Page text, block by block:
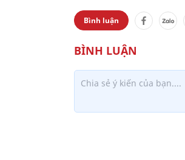
Bình luận